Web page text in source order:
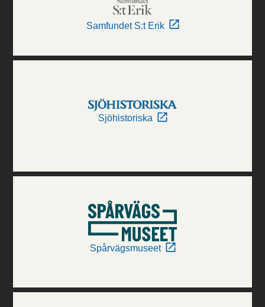
Samfundet S:t Erik
Sjöhistoriska
Spårvägsmuseet